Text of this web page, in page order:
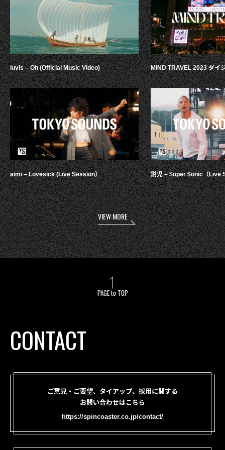
luvis – Oh (Official Music Video)
aimi – Lovesick (Live Session）
MIND TRAVEL 2023 ダイ
鋭児 – $uper $onic（Live
VIEW MORE
PAGE to TOP
CONTACT
ご意見・ご要望、タイアップ、採用に関する
お問い合わせはこちら
https://spincoaster.co.jp/contact/